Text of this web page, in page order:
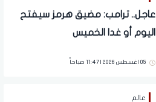
عاجل.. ترامب: مضيق هرمز سيفتح
اليوم أو غدا الخميس
05 اغسطس 2026 | 11:47 صباحاً
عالم